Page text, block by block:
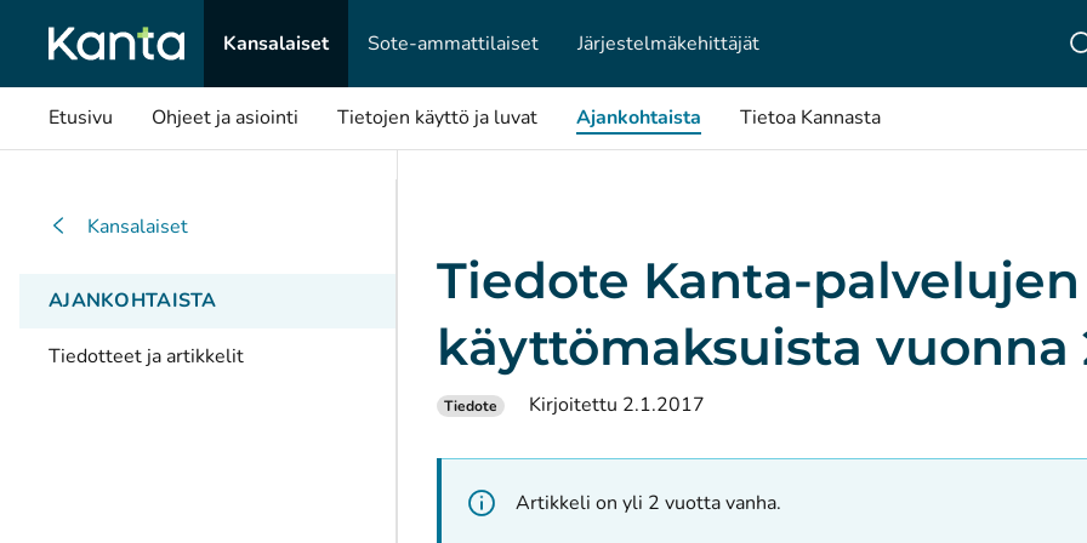
Kansalaiset
Sote-ammattilaiset Järjestelmä­kehittäjät
Etusivu Ohjeet ja asiointi Tietojen käyttö ja luvat Ajankohtaista Tietoa Kannasta
Kansalaiset
AJANKOHTAISTA
Tiedotteet ja artikkelit
Tiedote Kanta-palvelujen
käyttömaksuista vuonna
Tiedote Kirjoitettu 2.1.2017
Artikkeli on yli 2 vuotta vanha.